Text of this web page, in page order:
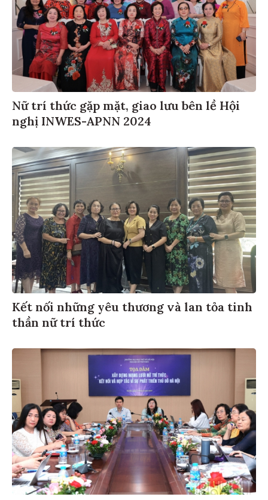
Nữ trí thức gặp mặt, giao lưu bên lề Hội
nghị INWES-APNN 2024
Kết nối những yêu thương và lan tỏa tinh
thần nữ trí thức